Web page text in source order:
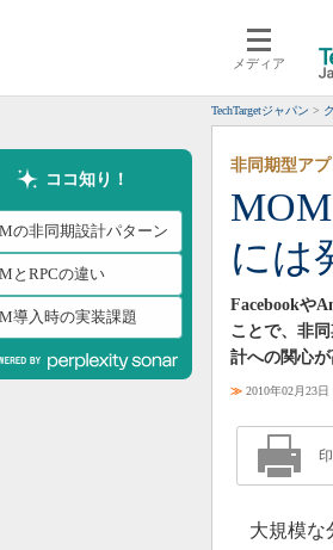
メディア
クラウド
スマートモバイ
ネットワーク
システム運用管
TechTargetジャパン
ココ知り！
の非同期設計パターン
とRPCの違い
導入時の実装課題
には
非同期型ア
Facebookや
ことで、非
計への関心が
≫ 2010年02月23
大規模な